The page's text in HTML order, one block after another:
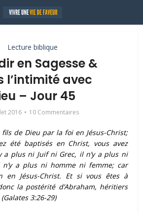
Lecture biblique
en Sagesse &
l’intimité avec
– Jour 45
2016 10 Commentaires
de Dieu par la foi en Jésus-Christ;
été baptisés en Christ, vous avez
a plus ni Juif ni Grec, il n’y a plus ni
a plus ni homme ni femme; car
en Jésus-Christ. Et si vous êtes à
la postérité d’Abraham, héritiers
(Galates 3:26-29)